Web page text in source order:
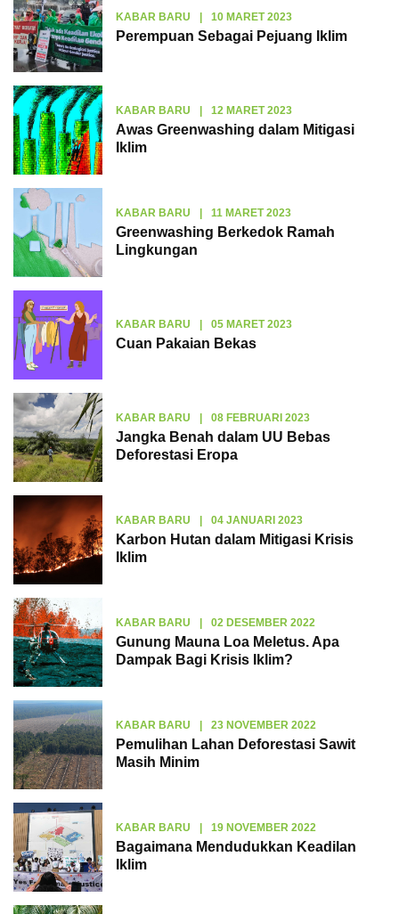
KABAR BARU | 10 MARET 2023
Perempuan Sebagai Pejuang Iklim
KABAR BARU | 12 MARET 2023
Awas Greenwashing dalam Mitigasi
Iklim
KABAR BARU | 11 MARET 2023
Greenwashing Berkedok Ramah
Lingkungan
KABAR BARU | 05 MARET 2023
Cuan Pakaian Bekas
KABAR BARU | 08 FEBRUARI 2023
Jangka Benah dalam UU Bebas
Deforestasi Eropa
KABAR BARU | 04 JANUARI 2023
Karbon Hutan dalam Mitigasi Krisis
Iklim
KABAR BARU | 02 DESEMBER 2022
Gunung Mauna Loa Meletus. Apa
Dampak Bagi Krisis Iklim?
KABAR BARU | 23 NOVEMBER 2022
Pemulihan Lahan Deforestasi Sawit
Masih Minim
KABAR BARU | 19 NOVEMBER 2022
Bagaimana Mendudukkan Keadilan
Iklim